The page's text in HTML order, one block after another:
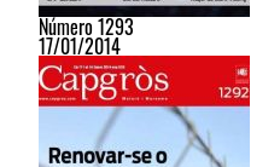
Número 1293
17/01/2014